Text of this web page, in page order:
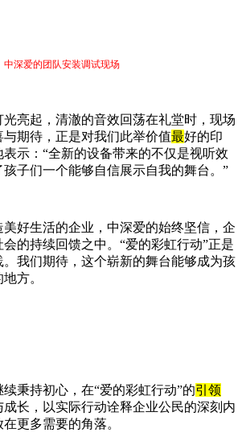
中深爱的团队安装调试现场
亮起，清澈的音效回荡在礼堂时，现场
期待，正是对我们此举价值最好的印
示：“全新的设备带来的不仅是视听效
子们一个能够自信展示自我的舞台。”
好生活的企业，中深爱的始终坚信，企
的持续回馈之中。“爱的彩虹行动”正是
我们期待，这个崭新的舞台能够成为孩
方。
秉持初心，在“爱的彩虹行动”的引领
长，以实际行动诠释企业公民的深刻内
更多需要的角落。